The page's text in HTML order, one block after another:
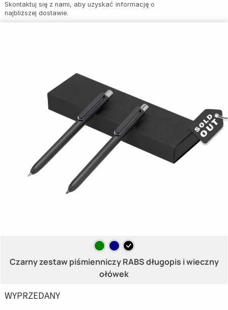
Skontaktuj się z nami, aby uzyskać informację o
najbliższej dostawie.
Czarny zestaw piśmienniczy RABS długopis i wieczny
ołówek
WYPRZEDANY